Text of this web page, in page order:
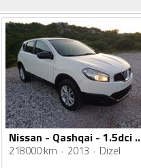
Nissan -
218000 km 2013 Dizel